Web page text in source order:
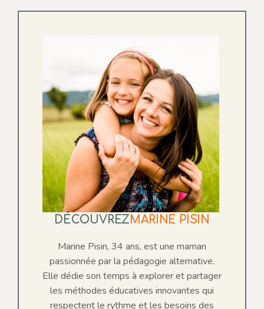
DÉCOUVREZMARINE PISIN
Marine Pisin, 34 ans, est une maman
passionnée par la pédagogie alternative.
Elle dédie son temps à explorer et partager
les méthodes éducatives innovantes qui
respectent le rythme et les besoins des